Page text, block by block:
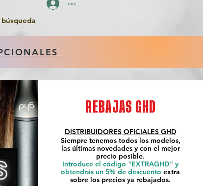
Inicia la sessió
REBAJAS GHD
DISTRIBUIDORES OFICIALES GHD
Siempre tenemos todos los modelos,
las últimas novedades y con el mejor
precio posible.
Introduce el código "EXTRAGHD" y
obtendrás un 5% de descuento extra
sobre los precios ya rebajados.